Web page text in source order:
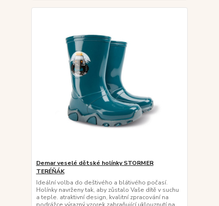
Demar veselé dětské holínky STORMER
TERÉŇÁK
Ideální volba do deštivého a blátivého počasí.
Holínky navrženy tak, aby zůstalo Vaše dítě v suchu
a teple. atraktivní design, kvalitní zpracování na